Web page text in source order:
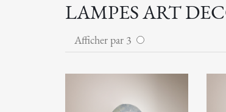
LAMPES ART
Afficher par 3